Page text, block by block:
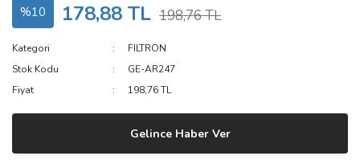
%10 178,88 TL 198,76 TL
Kategori
FILTRON
Stok Kodu
GE-AR247
Fiyat
198,76 TL
Gelince Haber Ver